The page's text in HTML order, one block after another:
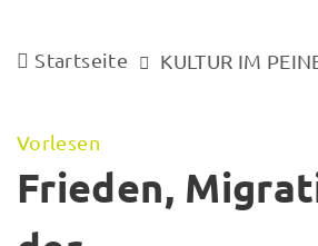
Startseite KULTUR IM
Vorlesen
Frieden,